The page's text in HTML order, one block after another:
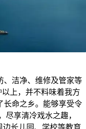
洁净、维修及管家等
以上，并不料味着我方
长命之乡。能够享受令
尽享清冷戏水之趣，
边长儿园、学校等教育